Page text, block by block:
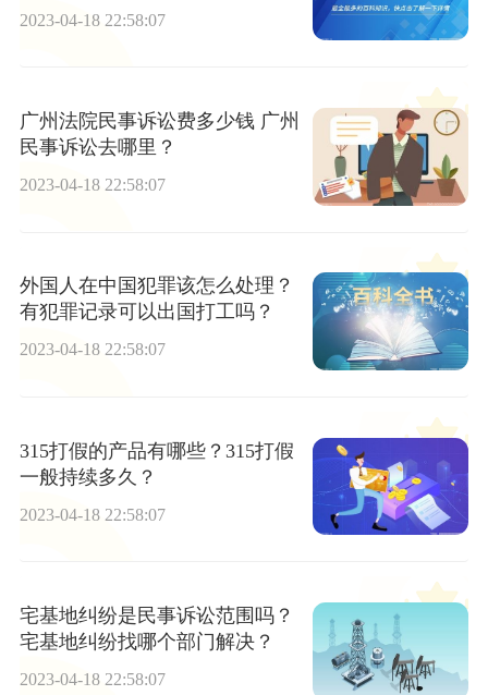
2023-04-18 22:58:07
广州法院民事诉讼费多少钱 广州
民事诉讼去哪里？
2023-04-18 22:58:07
外国人在中国犯罪该怎么处理？
有犯罪记录可以出国打工吗？
2023-04-18 22:58:07
315打假的产品有哪些？315打假
一般持续多久？
2023-04-18 22:58:07
宅基地纠纷是民事诉讼范围吗？
宅基地纠纷找哪个部门解决？
2023-04-18 22:58:07